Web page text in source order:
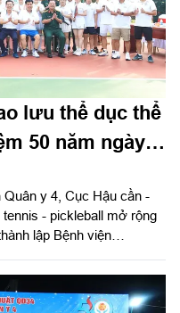
lưu thể dục thể
50 năm ngày
y 4, Cục Hậu cần -
- pickleball mở rộng
lập Bệnh viện
dự và giao lưu tại giải.